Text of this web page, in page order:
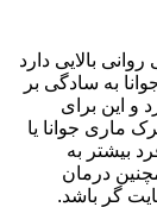
بالایی دارد
به سادگی بر
و این برای
ماری جوانا یا
بیشتر به
درمان
گر باشد.